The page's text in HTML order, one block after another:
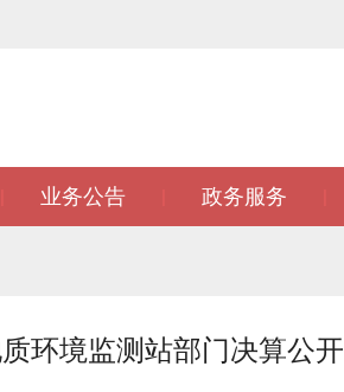
业务公告 政务服务
环境监测站部门决算公开